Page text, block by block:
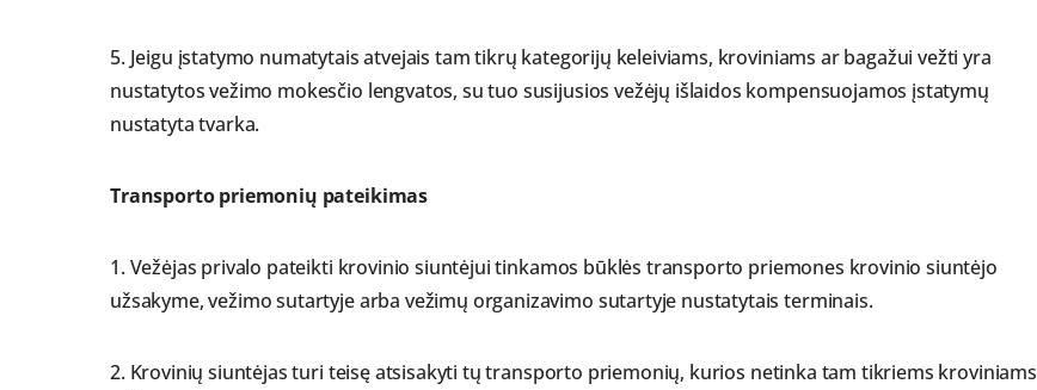
5. Jeigu įstatymo numatytais atvejais tam tikrų kategorijų keleiviams, kroviniams ar bagažui vežti yra
nustatytos vežimo mokesčio lengvatos, su tuo susijusios vežėjų išlaidos kompensuojamos įstatymų
nustatyta tvarka.
Transporto priemonių pateikimas
1. Vežėjas privalo pateikti krovinio siuntėjui tinkamos būklės transporto priemones krovinio siuntėjo
užsakyme, vežimo sutartyje arba vežimų organizavimo sutartyje nustatytais terminais.
2. Krovinių siuntėjas turi teisę atsisakyti tų transporto priemonių, kurios netinka tam tikriems kroviniams